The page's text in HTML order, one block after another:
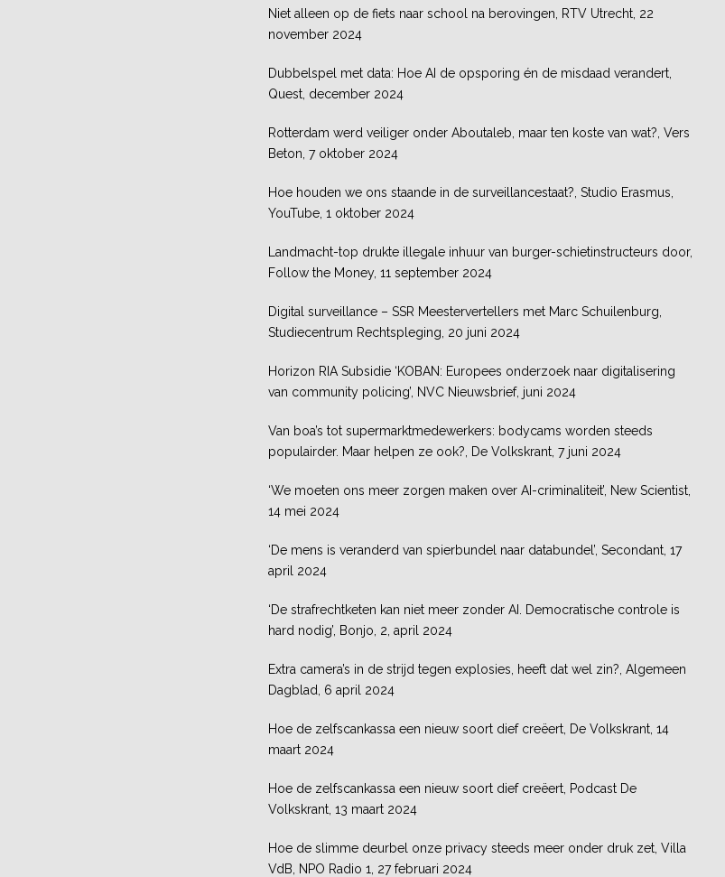
Niet alleen op de fiets naar school na berovingen, RTV Utrecht, 22
november 2024
Dubbelspel met data: Hoe AI de opsporing én de misdaad verandert,
Quest, december 2024
Rotterdam werd veiliger onder Aboutaleb, maar ten koste van wat?, Vers
Beton, 7 oktober 2024
Hoe houden we ons staande in de surveillancestaat?, Studio Erasmus,
YouTube, 1 oktober 2024
Landmacht-top drukte illegale inhuur van burger-schietinstructeurs door,
Follow the Money, 11 september 2024
Digital surveillance – SSR Meestervertellers met Marc Schuilenburg,
Studiecentrum Rechtspleging, 20 juni 2024
Horizon RIA Subsidie ‘KOBAN: Europees onderzoek naar digitalisering
van community policing’, NVC Nieuwsbrief, juni 2024
Van boa’s tot supermarktmedewerkers: bodycams worden steeds
populairder. Maar helpen ze ook?, De Volkskrant, 7 juni 2024
‘We moeten ons meer zorgen maken over AI-criminaliteit’, New Scientist,
14 mei 2024
‘De mens is veranderd van spierbundel naar databundel’, Secondant, 17
april 2024
‘De strafrechtketen kan niet meer zonder AI. Democratische controle is
hard nodig’, Bonjo, 2, april 2024
Extra camera’s in de strijd tegen explosies, heeft dat wel zin?, Algemeen
Dagblad, 6 april 2024
Hoe de zelfscankassa een nieuw soort dief creëert, De Volkskrant, 14
maart 2024
Hoe de zelfscankassa een nieuw soort dief creëert, Podcast De
Volkskrant, 13 maart 2024
Hoe de slimme deurbel onze privacy steeds meer onder druk zet, Villa
VdB, NPO Radio 1, 27 februari 2024